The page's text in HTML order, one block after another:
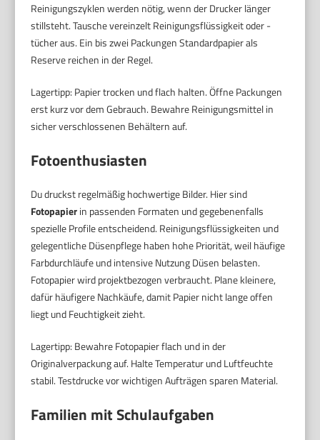
Reinigungszyklen werden nötig, wenn der Drucker länger
stillsteht. Tausche vereinzelt Reinigungsflüssigkeit oder -
tücher aus. Ein bis zwei Packungen Standardpapier als
Reserve reichen in der Regel.
Lagertipp: Papier trocken und flach halten. Öffne Packungen
erst kurz vor dem Gebrauch. Bewahre Reinigungsmittel in
sicher verschlossenen Behältern auf.
Fotoenthusiasten
Du druckst regelmäßig hochwertige Bilder. Hier sind
Fotopapierin passenden Formaten und gegebenenfalls
spezielle Profile entscheidend. Reinigungsflüssigkeiten und
gelegentliche Düsenpflege haben hohe Priorität, weil häufige
Farbdurchläufe und intensive Nutzung Düsen belasten.
Fotopapier wird projektbezogen verbraucht. Plane kleinere,
dafür häufigere Nachkäufe, damit Papier nicht lange offen
liegt und Feuchtigkeit zieht.
Lagertipp: Bewahre Fotopapier flach und in der
Originalverpackung auf. Halte Temperatur und Luftfeuchte
stabil. Testdrucke vor wichtigen Aufträgen sparen Material.
Familien mit Schulaufgaben